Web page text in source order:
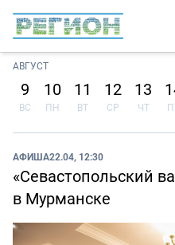
АВГУСТ
9
ВС
10
ПН
11
ВТ
12
СР
13
ЧТ
АФИША22.04, 12:30
«Севастопольский
в Мурманске